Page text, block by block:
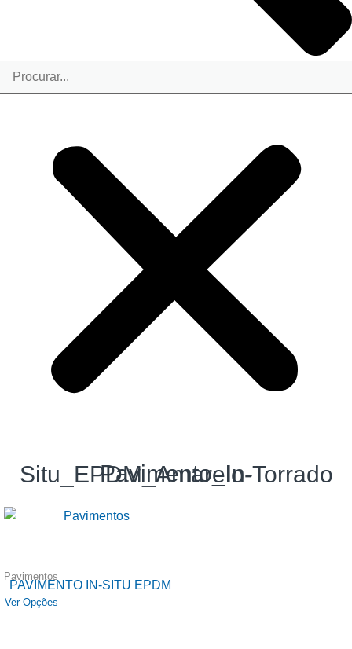
Pavimento_In-Situ_EPDM_Amarelo-Torrado
Pavimentos
PAVIMENTO IN-SITU EPDM
Ver Opções